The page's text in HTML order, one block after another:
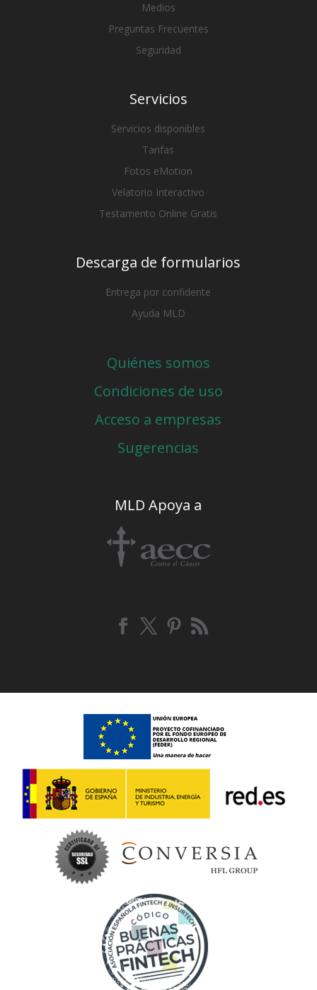
Medios
Preguntas Frecuentes
Seguridad
Servicios
Servicios disponibles
Tarifas
Fotos eMotion
Velatorio Interactivo
Testamento Online Gratis
Descarga de formularios
Entrega por confidente
Ayuda MLD
Quiénes somos
Condiciones de uso
Acceso a empresas
Sugerencias
MLD Apoya a